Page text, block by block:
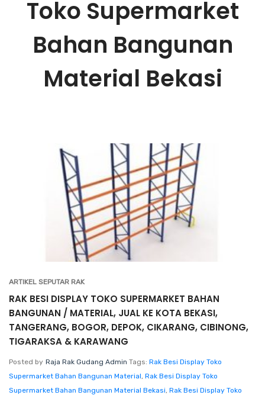
Toko Supermarket
Bahan Bangunan
Material Bekasi
ARTIKEL SEPUTAR RAK
RAK BESI DISPLAY TOKO SUPERMARKET BAHAN
BANGUNAN / MATERIAL, JUAL KE KOTA BEKASI,
TANGERANG, BOGOR, DEPOK, CIKARANG, CIBINONG,
TIGARAKSA & KARAWANG
Posted by Raja Rak Gudang Admin Tags: Rak Besi Display Toko
Supermarket Bahan Bangunan Material, Rak Besi Display Toko
Supermarket Bahan Bangunan Material Bekasi, Rak Besi Display Toko